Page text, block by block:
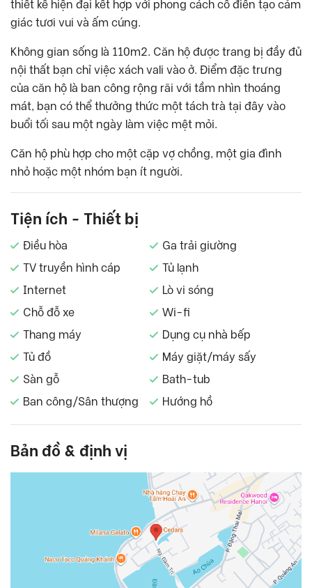
thiết kế hiện đại kết hợp với phong cách cổ điển tạo cảm
giác tươi vui và ấm cúng.
Không gian sống là 110m2. Căn hộ được trang bị đầy đủ
nội thất bạn chỉ việc xách vali vào ở. Điểm đặc trưng
của căn hộ là ban công rộng rãi với tầm nhìn thoáng
mát, bạn có thể thưởng thức một tách trà tại đây vào
buổi tối sau một ngày làm việc mệt mỏi.
Căn hộ phù hợp cho một cặp vợ chồng, một gia đình
nhỏ hoặc một nhóm bạn ít người.
Tiện ích - Thiết bị
Điều hòa
Ga trải giường
TV truyền hình cáp
Tủ lạnh
Internet
Lò vi sóng
Chỗ đỗ xe
Wi-fi
Thang máy
Dụng cụ nhà bếp
Tủ đồ
Máy giặt/máy sấy
Sàn gỗ
Bath-tub
Ban công/Sân thượng
Hướng hồ
Bản đồ & định vị